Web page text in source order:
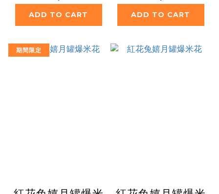
ADD TO CART ADD TO CART
期間限定